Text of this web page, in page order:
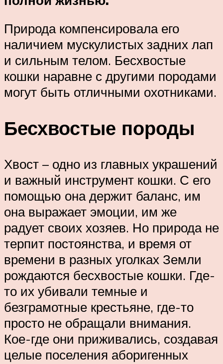
Природа компенсировала его
наличием мускулистых задних лап
и сильным телом. Бесхвостые
кошки наравне с другими породами
могут быть отличными охотниками.
Бесхвостые породы
Хвост – одно из главных украшений
и важный инструмент кошки. С его
помощью она держит баланс, им
она выражает эмоции, им же
радует своих хозяев. Но природа не
терпит постоянства, и время от
времени в разных уголках Земли
рождаются бесхвостые кошки. Где-
то их убивали темные и
безграмотные крестьяне, где-то
просто не обращали внимания.
Кое-где они приживались, создавая
целые поселения аборигенных